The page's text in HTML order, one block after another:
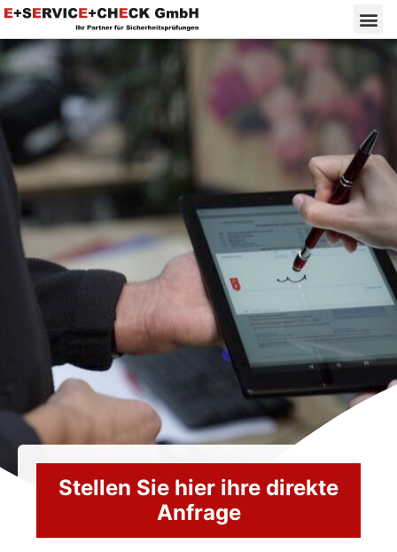
Stellen Sie hier ihre direkte
Anfrage